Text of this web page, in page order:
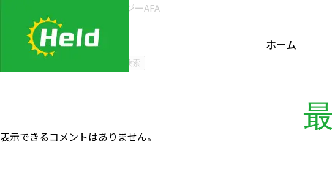
ホーム
ブルーグリーンアルジーAFA
2022/3/16メガザイム7®
2022/3/16 マイクロクラスター
検索
表示できるコメントはありません。